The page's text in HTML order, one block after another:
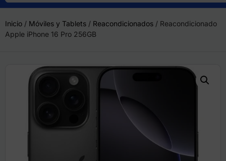
Inicio / Móviles y Tablets / Reacondicionados / Reacondicionado
Apple iPhone 16 Pro 256GB